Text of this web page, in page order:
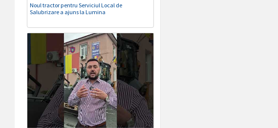
Noul tractor pentru Serviciul Local de
Salubrizare a ajuns la Lumina